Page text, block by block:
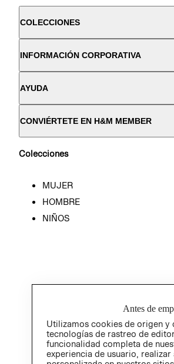
COLECCIONES
INFORMACIÓN CORPORATIVA
AYUDA
CONVIÉRTETE EN H&M MEMBER
Colecciones
MUJER
HOMBRE
NIÑOS
Antes de
Utilizamos cookies de origen y
tecnologías de rastreo de
funcionalidad completa de
experiencia de usuario,